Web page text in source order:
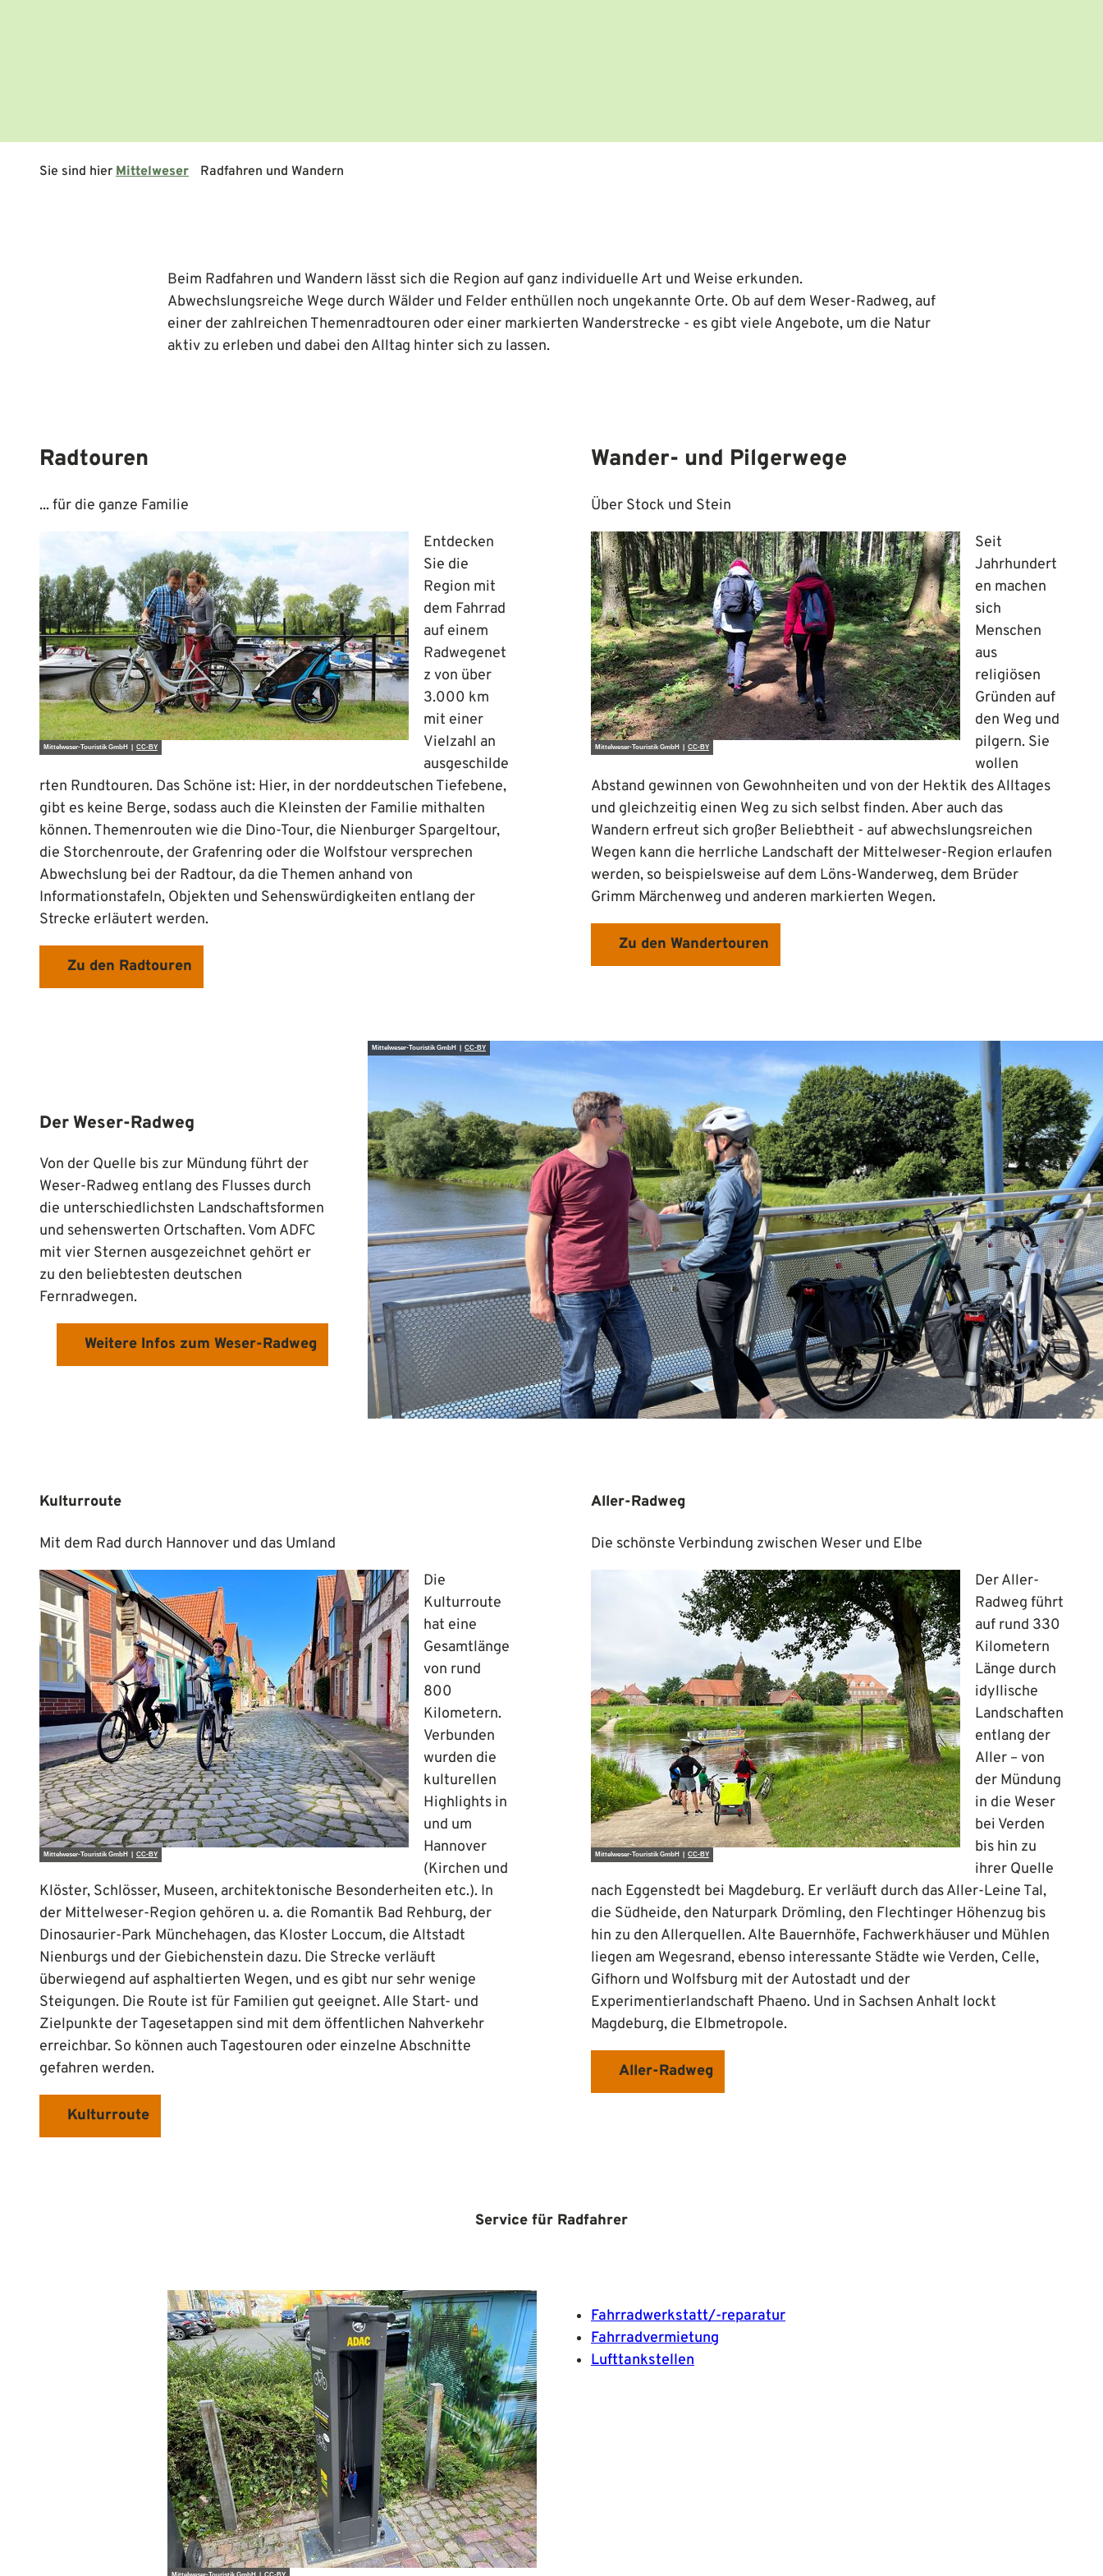
Sie sind hier Mittelweser Radfahren und Wandern
Beim Radfahren und Wandern lässt sich die Region auf ganz individuelle Art und Weise erkunden.
Abwechslungsreiche Wege durch Wälder und Felder enthüllen noch ungekannte Orte. Ob auf dem Weser-Radweg, auf
einer der zahlreichen Themenradtouren oder einer markierten Wanderstrecke - es gibt viele Angebote, um die Natur
aktiv zu erleben und dabei den Alltag hinter sich zu lassen.
Radtouren
... für die ganze Familie
Mittelweser-Touristik GmbH | CC-BY
Entdecken
Sie die
Region mit
dem Fahrrad
auf einem
Radwegenet
z von über
3.000 km
mit einer
Vielzahl an
ausgeschilde
rten Rundtouren. Das Schöne ist: Hier, in der norddeutschen Tiefebene,
gibt es keine Berge, sodass auch die Kleinsten der Familie mithalten
können. Themenrouten wie die Dino-Tour, die Nienburger Spargeltour,
die Storchenroute, der Grafenring oder die Wolfstour versprechen
Abwechslung bei der Radtour, da die Themen anhand von
Informationstafeln, Objekten und Sehenswürdigkeiten entlang der
Strecke erläutert werden.
Zu den Radtouren
Wander- und Pilgerwege
Über Stock und Stein
Mittelweser-Touristik GmbH | CC-BY
Seit
Jahrhundert
en machen
sich
Menschen
aus
religiösen
Gründen auf
den Weg und
pilgern. Sie
wollen
Abstand gewinnen von Gewohnheiten und von der Hektik des Alltages
und gleichzeitig einen Weg zu sich selbst finden. Aber auch das
Wandern erfreut sich großer Beliebtheit - auf abwechslungsreichen
Wegen kann die herrliche Landschaft der Mittelweser-Region erlaufen
werden, so beispielsweise auf dem Löns-Wanderweg, dem Brüder
Grimm Märchenweg und anderen markierten Wegen.
Zu den Wandertouren
Der Weser-Radweg
Von der Quelle bis zur Mündung führt der
Weser-Radweg entlang des Flusses durch
die unterschiedlichsten Landschaftsformen
und sehenswerten Ortschaften. Vom ADFC
mit vier Sternen ausgezeichnet gehört er
zu den beliebtesten deutschen
Fernradwegen.
Weitere Infos zum Weser-Radweg
Mittelweser-Touristik GmbH | CC-BY
Kulturroute
Mit dem Rad durch Hannover und das Umland
Mittelweser-Touristik GmbH | CC-BY
Die
Kulturroute
hat eine
Gesamtlänge
von rund
800
Kilometern.
Verbunden
wurden die
kulturellen
Highlights in
und um
Hannover
(Kirchen und
Klöster, Schlösser, Museen, architektonische Besonderheiten etc.). In
der Mittelweser-Region gehören u. a. die Romantik Bad Rehburg, der
Dinosaurier-Park Münchehagen, das Kloster Loccum, die Altstadt
Nienburgs und der Giebichenstein dazu. Die Strecke verläuft
überwiegend auf asphaltierten Wegen, und es gibt nur sehr wenige
Steigungen. Die Route ist für Familien gut geeignet. Alle Start- und
Zielpunkte der Tagesetappen sind mit dem öffentlichen Nahverkehr
erreichbar. So können auch Tagestouren oder einzelne Abschnitte
gefahren werden.
Kulturroute
Aller-Radweg
Die schönste Verbindung zwischen Weser und Elbe
Mittelweser-Touristik GmbH | CC-BY
Der Aller-
Radweg führt
auf rund 330
Kilometern
Länge durch
idyllische
Landschaften
entlang der
Aller – von
der Mündung
in die Weser
bei Verden
bis hin zu
ihrer Quelle
nach Eggenstedt bei Magdeburg. Er verläuft durch das Aller-Leine Tal,
die Südheide, den Naturpark Drömling, den Flechtinger Höhenzug bis
hin zu den Allerquellen. Alte Bauernhöfe, Fachwerkhäuser und Mühlen
liegen am Wegesrand, ebenso interessante Städte wie Verden, Celle,
Gifhorn und Wolfsburg mit der Autostadt und der
Experimentierlandschaft Phaeno. Und in Sachsen Anhalt lockt
Magdeburg, die Elbmetropole.
Aller-Radweg
Service für Radfahrer
Fahrradwerkstatt/-reparatur
Fahrradvermietung
Lufttankstellen